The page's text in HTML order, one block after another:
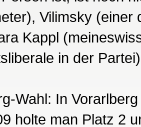
Vilimsky
Kappl
in der
Wahl: In
holte man Platz 2